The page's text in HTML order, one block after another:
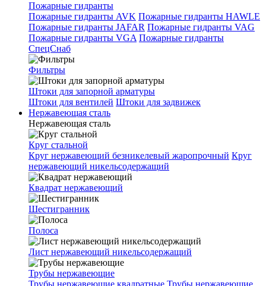
Пожарные гидранты
Пожарные гидранты AVK Пожарные гидранты HAWLE
Пожарные гидранты JAFAR Пожарные гидранты VAG
Пожарные гидранты VGA Пожарные гидранты
СпецСнаб
Фильтры
Штоки для запорной арматуры
Штоки для вентилей Штоки для задвижек
Нержавеющая сталь
Нержавеющая сталь
Круг стальной
Круг нержавеющий безникелевый жаропрочный Круг
нержавеющий никельсодержащий
Квадрат нержавеющий
Шестигранник
Полоса
Лист нержавеющий никельсодержащий
Трубы нержавеющие
Трубы нержавеющие квадратные Трубы нержавеющие